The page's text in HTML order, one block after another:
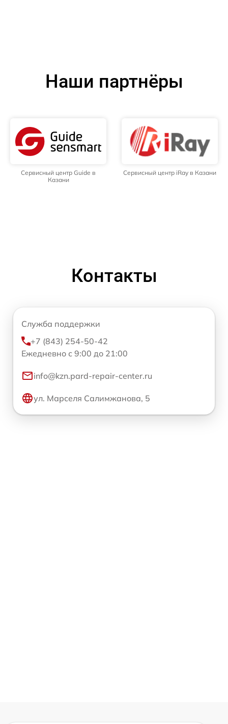
Наши партнёры
Сервисный центр Guide в
Казани
Сервисный центр iRay в Казани
Контакты
Служба поддержки
+7 (843) 254-50-42
Ежедневно с 9:00 до 21:00
info@kzn.pard-repair-center.ru
ул. Марселя Салимжанова, 5